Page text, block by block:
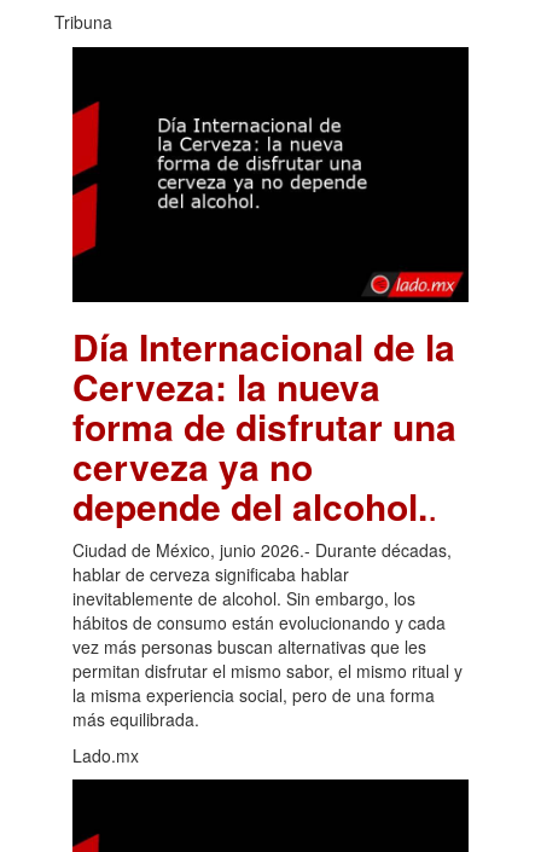
Tribuna
Día Internacional de la
Cerveza: la nueva
forma de disfrutar una
cerveza ya no
depende del alcohol..
Ciudad de México, junio 2026.- Durante décadas,
hablar de cerveza significaba hablar
inevitablemente de alcohol. Sin embargo, los
hábitos de consumo están evolucionando y cada
vez más personas buscan alternativas que les
permitan disfrutar el mismo sabor, el mismo ritual y
la misma experiencia social, pero de una forma
más equilibrada.
Lado.mx